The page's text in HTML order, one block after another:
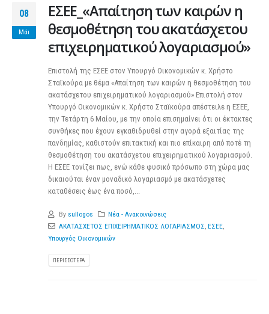
08
Μάι
ΕΣΕΕ_«Απαίτηση των καιρών η
θεσμοθέτηση του ακατάσχετου
επιχειρηματικού λογαριασμού»
Επιστολή της ΕΣΕΕ στον Υπουργό Οικονομικών κ. Χρήστο
Σταϊκούρα με θέμα «Απαίτηση των καιρών η θεσμοθέτηση του
ακατάσχετου επιχειρηματικού λογαριασμού» Επιστολή στον
Υπουργό Οικονομικών κ. Χρήστο Σταϊκούρα απέστειλε η ΕΣΕΕ,
την Τετάρτη 6 Μαίου, με την οποία επισημαίνει ότι οι έκτακτες
συνθήκες που έχουν εγκαθιδρυθεί στην αγορά εξαιτίας της
πανδημίας, καθιστούν επιτακτική και πιο επίκαιρη από ποτέ τη
θεσμοθέτηση του ακατάσχετου επιχειρηματικού λογαριασμού.
Η ΕΣΕΕ τονίζει πως, ενώ κάθε φυσικό πρόσωπο στη χώρα μας
δικαιούται έναν μοναδικό λογαριασμό με ακατάσχετες
καταθέσεις έως ένα ποσό,...
By sullogos
Νέα - Ανακοινώσεις
ΑΚΑΤΑΣΧΕΤΟΣ ΕΠΙΧΕΙΡΗΜΑΤΙΚΟΣ ΛΟΓΑΡΙΑΣΜΟΣ, ΕΣΕΕ,
Υπουργός Οικονομικών
ΠΕΡΙΣΣΌΤΕΡΑ